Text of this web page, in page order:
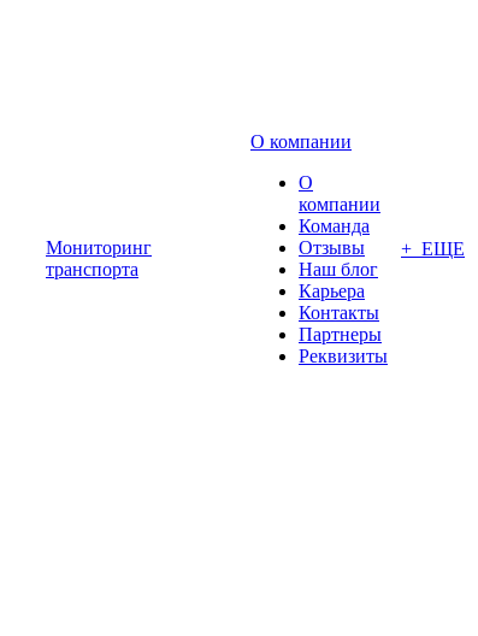
Мониторинг
транспорта
О компании
О
компании
Команда
Отзывы
Наш блог
Карьера
Контакты
Партнеры
Реквизиты
+ ЕЩЕ